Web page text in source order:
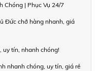
Chóng | Phục Vụ 24/7
Đức chở hàng nhanh, giá
uy tín, nhanh chóng!
nhanh chóng, uy tín, giá rẻ